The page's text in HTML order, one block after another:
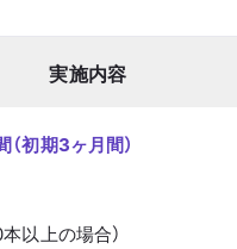
実施内容
初期3ヶ月間）
以上の場合）